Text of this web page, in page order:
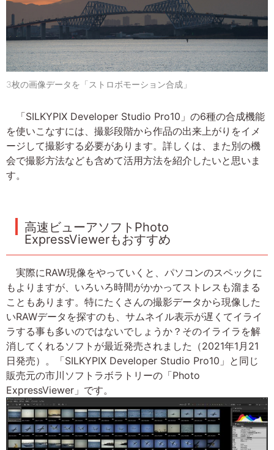
3枚の画像データを「ストロボモーション合成」
「SILKYPIX Developer Studio Pro10」の6種の合成機能
を使いこなすには、撮影段階から作品の出来上がりをイメ
ージして撮影する必要があります。詳しくは、また別の機
会で撮影方法なども含めて活用方法を紹介したいと思いま
す。
高速ビューアソフトPhoto
ExpressViewerもおすすめ
実際にRAW現像をやっていくと、パソコンのスペックに
もよりますが、いろいろ時間がかかってストレスも溜まる
こともあります。特にたくさんの撮影データから現像した
いRAWデータを探すのも、サムネイル表示が遅くてイライ
ラする事も多いのではないでしょうか？そのイライラを解
消してくれるソフトが最近発売されました（2021年1月21
日発売）。「SILKYPIX Developer Studio Pro10」と同じ
販売元の市川ソフトラボラトリーの「Photo
ExpressViewer」です。